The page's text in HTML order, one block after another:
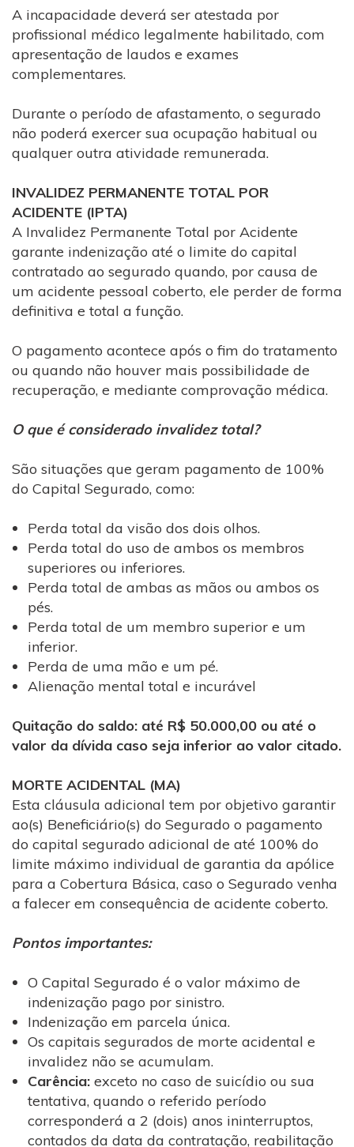
A incapacidade deverá ser atestada por
profissional médico legalmente habilitado, com
apresentação de laudos e exames
complementares.
Durante o período de afastamento, o segurado
não poderá exercer sua ocupação habitual ou
qualquer outra atividade remunerada.
INVALIDEZ PERMANENTE TOTAL POR
ACIDENTE (IPTA)
A Invalidez Permanente Total por Acidente
garante indenização até o limite do capital
contratado ao segurado quando, por causa de
um acidente pessoal coberto, ele perder de forma
definitiva e total a função.
O pagamento acontece após o fim do tratamento
ou quando não houver mais possibilidade de
recuperação, e mediante comprovação médica.
O que é considerado invalidez total?
São situações que geram pagamento de 100%
do Capital Segurado, como:
Perda total da visão dos dois olhos.
Perda total do uso de ambos os membros
superiores ou inferiores.
Perda total de ambas as mãos ou ambos os
pés.
Perda total de um membro superior e um
inferior.
Perda de uma mão e um pé.
Alienação mental total e incurável
Quitação do saldo: até R$ 50.000,00 ou até o
valor da dívida caso seja inferior ao valor citado.
MORTE ACIDENTAL (MA)
Esta cláusula adicional tem por objetivo garantir
ao(s) Beneficiário(s) do Segurado o pagamento
do capital segurado adicional de até 100% do
limite máximo individual de garantia da apólice
para a Cobertura Básica, caso o Segurado venha
a falecer em consequência de acidente coberto.
Pontos importantes:
O Capital Segurado é o valor máximo de
indenização pago por sinistro.
Indenização em parcela única.
Os capitais segurados de morte acidental e
invalidez não se acumulam.
Carência: exceto no caso de suicídio ou sua
tentativa, quando o referido período
corresponderá a 2 (dois) anos ininterruptos,
contados da data da contratação, reabilitação